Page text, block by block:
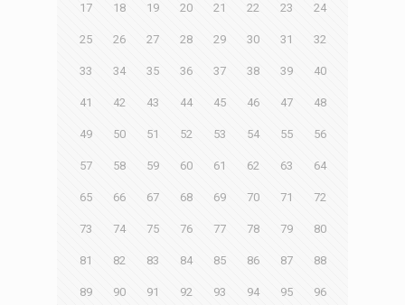
17 18 19 20 21 22 23 24
25 26 27 28 29 30 31 32
33 34 35 36 37 38 39 40
41 42 43 44 45 46 47 48
49 50 51 52 53 54 55 56
57 58 59 60 61 62 63 64
65 66 67 68 69 70 71 72
73 74 75 76 77 78 79 80
81 82 83 84 85 86 87 88
89 90 91 92 93 94 95 96